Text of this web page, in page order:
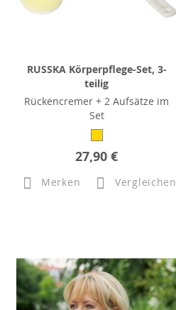
RUSSKA Körperpflege-Set, 3-
teilig
Rückencremer + 2 Aufsätze im
Set
27,90 €
Merken Vergleichen